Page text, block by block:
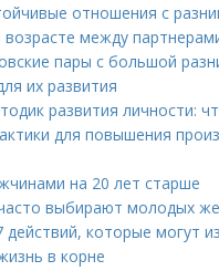
отношения с
между
пары с большой
их развития
развития личности:
для повышения
на 20 лет старше
выбирают молодых
которые могут
в корне